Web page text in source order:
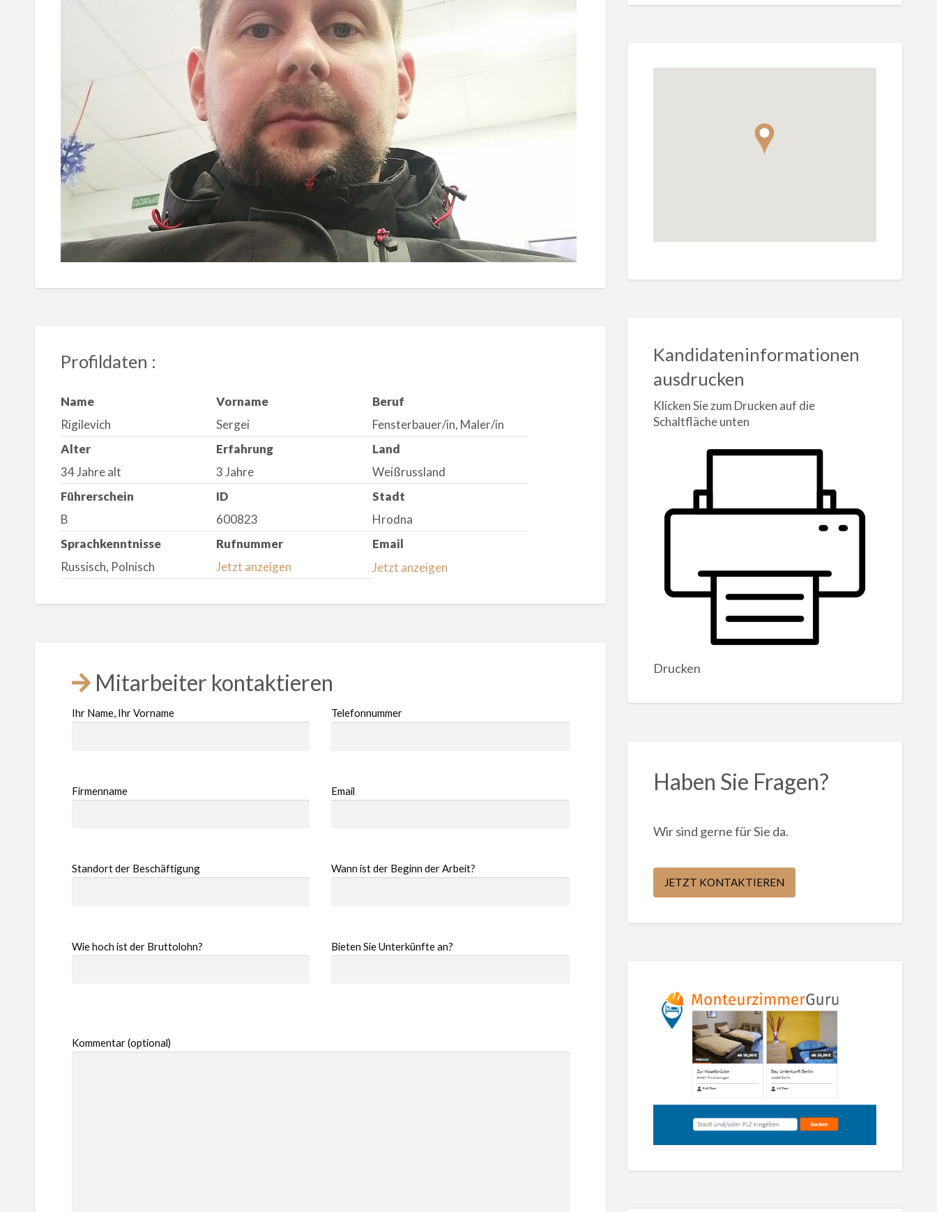
Profildaten :
Name
Rigilevich
Vorname
Sergei
Beruf
Fensterbauer/in, Maler/in
Alter
34 Jahre alt
Erfahrung
3 Jahre
Land
Weißrussland
Führerschein
B
ID
600823
Stadt
Hrodna
Sprachkenntnisse
Russisch, Polnisch
Rufnummer
Jetzt anzeigen
Email
Jetzt anzeigen
Mitarbeiter kontaktieren
Ihr Name, Ihr Vorname
Firmenname
Standort der Beschäftigung
Wie hoch ist der Bruttolohn?
Telefonnummer
Email
Wann ist der Beginn der Arbeit?
Bieten Sie Unterkünfte an?
Kommentar (optional)
Kandidateninformationen
ausdrucken
Klicken Sie zum Drucken auf die
Schaltfläche unten
Drucken
Haben Sie Fragen?
Wir sind gerne für Sie da.
JETZT KONTAKTIEREN